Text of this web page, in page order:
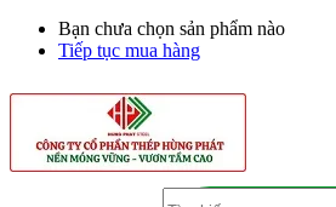
Bạn chưa chọn sản phẩm nào
Tiếp tục mua hàng